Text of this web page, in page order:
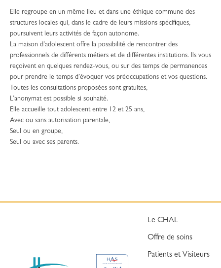
Elle regroupe en un même lieu et dans une éthique commune des
structures locales qui, dans le cadre de leurs missions spécifiques,
poursuivent leurs activités de façon autonome.
La maison d’adolescent offre la possibilité de rencontrer des
professionnels de différents métiers et de différentes institutions. Ils vous
reçoivent en quelques rendez-vous, ou sur des temps de permanences
pour prendre le temps d’évoquer vos préoccupations et vos questions.
Toutes les consultations proposées sont gratuites,
L’anonymat est possible si souhaité.
Elle accueille tout adolescent entre 12 et 25 ans,
Avec ou sans autorisation parentale,
Seul ou en groupe,
Seul ou avec ses parents.
Le CHAL
Offre de soins
Patients et Visiteurs